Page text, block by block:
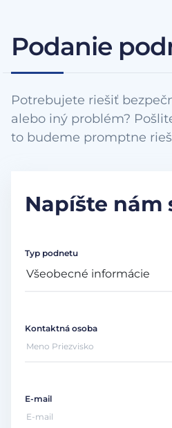
Podanie
Potrebujete riešiť
alebo iný problém?
to budeme promptne
Napíšte nám
Typ podnetu
Kontaktná osoba
E-mail